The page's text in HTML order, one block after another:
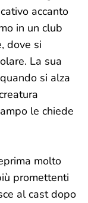
accanto
in un club
dove si
La sua
si alza
le chiede
molto
promettenti
al cast dopo